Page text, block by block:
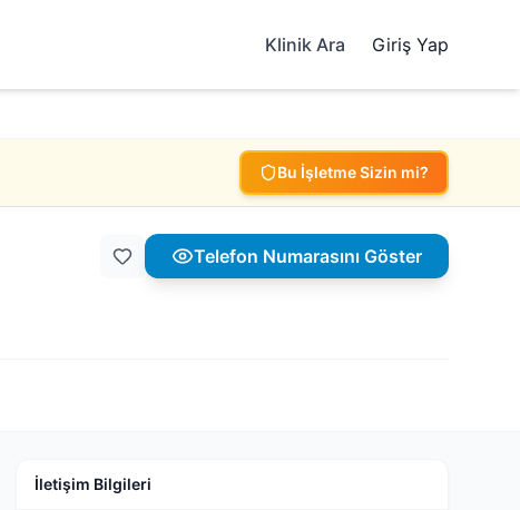
Klinik Ara Giriş Yap
Bu İşletme Sizin mi?
Telefon Numarasını Göster
İletişim Bilgileri